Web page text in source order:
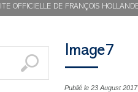
OFFICIELLE DE FRANÇOIS
Image7
Publié le 23 August 2017